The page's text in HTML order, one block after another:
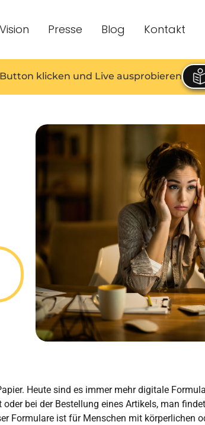
Vision Presse Blog Kontakt
Button klicken und Live ausprobieren
Heute sind es immer mehr digitale
bei der Bestellung eines Artikels, man
Formulare ist für Menschen mit körperlichen